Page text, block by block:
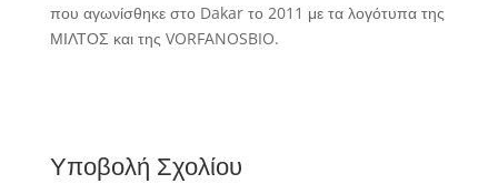
που αγωνίσθηκε στο Dakar το 2011 με τα λογότυπα της
ΜΙΛΤΟΣ και της VORFANOSBIO.
Υποβολή Σχολίου